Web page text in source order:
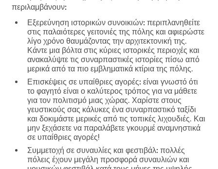
περιλαμβάνουν:
Εξερεύνηση ιστορικών συνοικιών: περιπλανηθείτε
στις παλαιότερες γειτονιές της πόλης και αφιερώστε
λίγο χρόνο θαυμάζοντας την αρχιτεκτονική της.
Κάντε μια βόλτα στις κύριες ιστορικές περιοχές και
ανακαλύψτε τις συναρπαστικές ιστορίες πίσω από
μερικά από τα πιο εμβληματικά κτίρια της πόλης.
Επισκέψεις σε υπαίθριες αγορές: είναι γνωστό ότι
το φαγητό είναι ο καλύτερος τρόπος για να μάθετε
για τον πολιτισμό μιας χώρας. Χαρίστε στους
γευστικούς σας κάλυκες ένα συναρπαστικό ταξίδι
και δοκιμάστε μερικές από τις τοπικές λιχουδιές. Και
μην ξεχάσετε να παραλάβετε γκουρμέ αναμνηστικά
σε υπαίθριες αγορές!
Συμμετοχή σε συναυλίες και φεστιβάλ: πολλές
πόλεις έχουν μεγάλη προσφορά συναυλιών και